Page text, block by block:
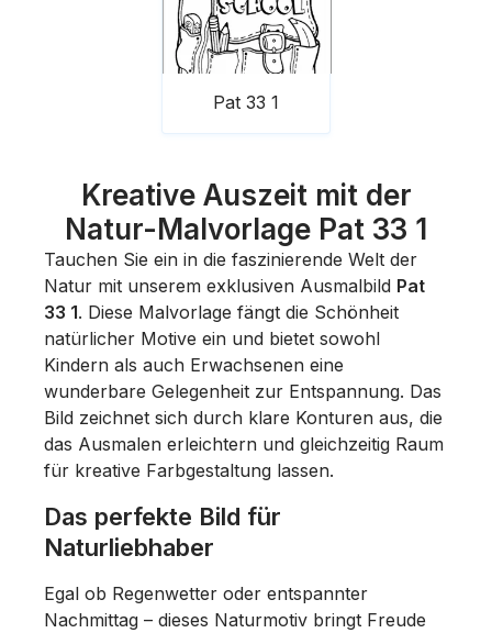
Pat 33 1
Kreative Auszeit mit der
Natur-Malvorlage Pat 33 1
Tauchen Sie ein in die faszinierende Welt der
Natur mit unserem exklusiven Ausmalbild Pat
33 1. Diese Malvorlage fängt die Schönheit
natürlicher Motive ein und bietet sowohl
Kindern als auch Erwachsenen eine
wunderbare Gelegenheit zur Entspannung. Das
Bild zeichnet sich durch klare Konturen aus, die
das Ausmalen erleichtern und gleichzeitig Raum
für kreative Farbgestaltung lassen.
Das perfekte Bild für
Naturliebhaber
Egal ob Regenwetter oder entspannter
Nachmittag – dieses Naturmotiv bringt Freude